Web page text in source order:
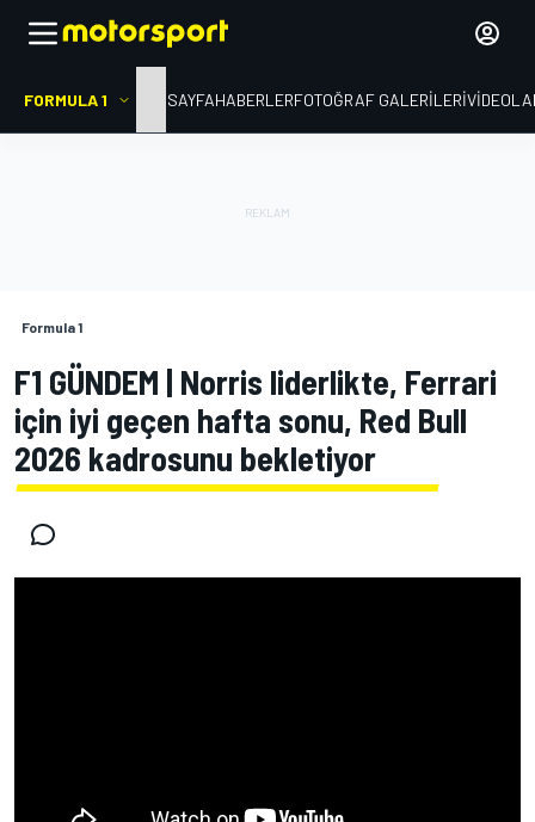
FORMULA 1 ANA SAYFAHABERLERFOTOĞRAF GALERILERI
Formula 1
F1 GÜNDEM | Norris liderlikte, Ferrari
için iyi geçen hafta sonu, Red Bull
2026 kadrosunu bekletiyor